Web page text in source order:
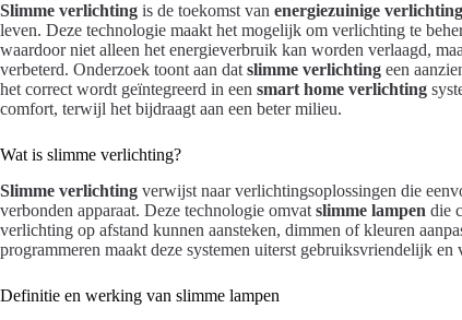
Slimme verlichting is de toekomst van energiezuinige verlichting
leven. Deze technologie maakt het mogelijk om verlichting te
waardoor niet alleen het energieverbruik kan worden verlaagd,
verbeterd. Onderzoek toont aan dat slimme verlichting een
het correct wordt geïntegreerd in een smart home verlichting
comfort, terwijl het bijdraagt aan een beter milieu.
Wat is slimme verlichting?
Slimme verlichting verwijst naar verlichtingsoplossingen die
verbonden apparaat. Deze technologie omvat slimme lampen die
verlichting op afstand kunnen aansteken, dimmen of kleuren
programmeren maakt deze systemen uiterst gebruiksvriendelijk en
Definitie en werking van slimme lampen